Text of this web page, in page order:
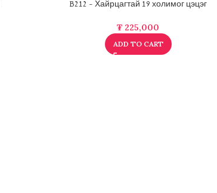
B212 – Хайрцагтай 19 холимог цэцэг
₮ 225,000
ADD TO CART